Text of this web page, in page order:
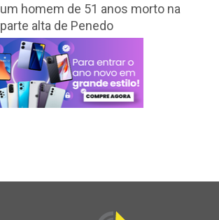
um homem de 51 anos morto na
parte alta de Penedo